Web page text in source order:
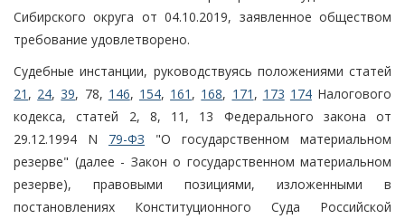
Сибирского округа от 04.10.2019, заявленное обществом
требование удовлетворено.
Судебные инстанции, руководствуясь положениями статей
21 , 24,39, 78, 146, 154, 161 , 168, 171 , 173 174Налогового
кодекса, статей 2, 8, 11, 13 Федерального закона от
29.12.1994 N 79-ФЗ "О государственном материальном
резерве" (далее - Закон о государственном материальном
резерве), правовыми позициями, изложенными в
постановлениях Конституционного Суда Российской